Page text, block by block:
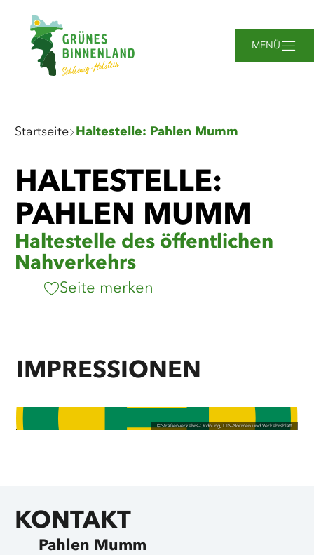
MENÜ
Sie
sind
Startseite Haltestelle: Pahlen Mumm
HALTESTELLE:
PAHLEN MUMM
Haltestelle des öffentlichen
Nahverkehrs
Seite merken
IMPRESSIONEN
©Straßenverkehrs-Ordnung, DIN-Normen und Verkehrsblatt
KONTAKT
Pahlen Mumm